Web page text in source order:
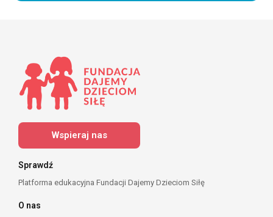
Wspieraj nas
Sprawdź
Platforma edukacyjna Fundacji Dajemy Dzieciom Siłę
O nas